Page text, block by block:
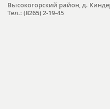
Высокогорский район, д.
Тел.: (8265) 2-19-45